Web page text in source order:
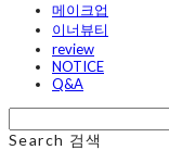
메이크업
이너뷰티
review
NOTICE
Q&A
Search 검색